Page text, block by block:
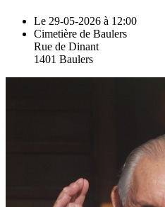
Le 29-05-2026 à 12:00
Cimetière de Baulers
Rue de Dinant
1401 Baulers